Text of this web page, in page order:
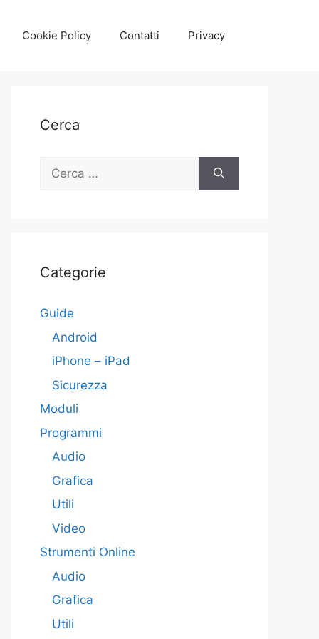
Cookie Policy Contatti Privacy
Cerca
Ricerca
Categorie
Guide
Android
iPhone – iPad
Sicurezza
Moduli
Programmi
Audio
Grafica
Utili
Video
Strumenti Online
Audio
Grafica
Utili